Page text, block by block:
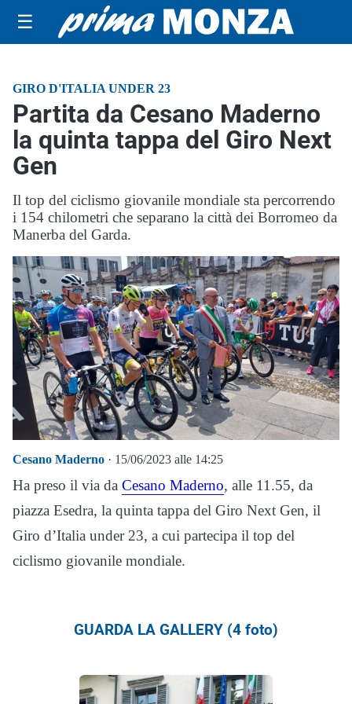
☰
GIRO D'ITALIA UNDER 23
Partita da Cesano Maderno
la quinta tappa del Giro Next
Gen
Il top del ciclismo giovanile mondiale sta percorrendo
i 154 chilometri che separano la città dei Borromeo da
Manerba del Garda.
Cesano Maderno · 15/06/2023 alle 14:25
Ha preso il via da Cesano Maderno, alle 11.55, da
piazza Esedra, la quinta tappa del Giro Next Gen, il
Giro d’Italia under 23, a cui partecipa il top del
ciclismo giovanile mondiale.
GUARDA LA GALLERY (4 foto)